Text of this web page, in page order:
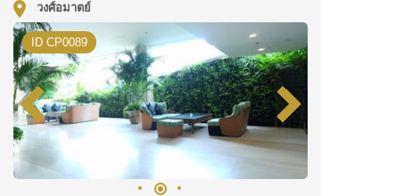
วงศ์อมาตย์
ID CP0089